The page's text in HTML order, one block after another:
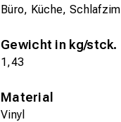
Büro, Küche,
Gewicht in kg/stck.
1,43
Material
Vinyl